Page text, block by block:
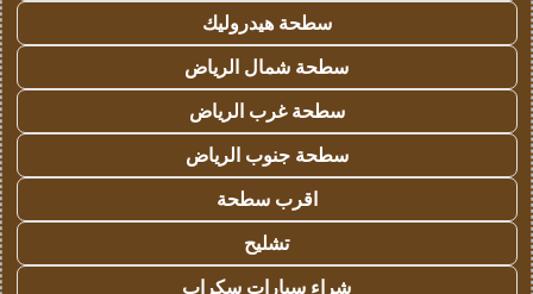
سطحة هيدروليك
سطحة شمال الرياض
سطحة غرب الرياض
سطحة جنوب الرياض
اقرب سطحة
تشليح
شراء سيارات سكراب